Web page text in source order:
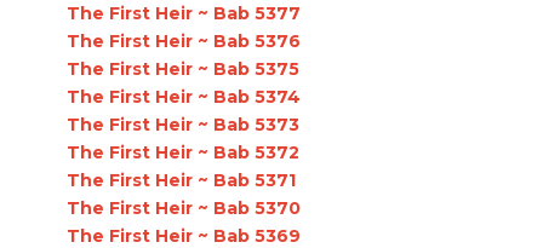
The First Heir ~ Bab 5377
The First Heir ~ Bab 5376
The First Heir ~ Bab 5375
The First Heir ~ Bab 5374
The First Heir ~ Bab 5373
The First Heir ~ Bab 5372
The First Heir ~ Bab 5371
The First Heir ~ Bab 5370
The First Heir ~ Bab 5369